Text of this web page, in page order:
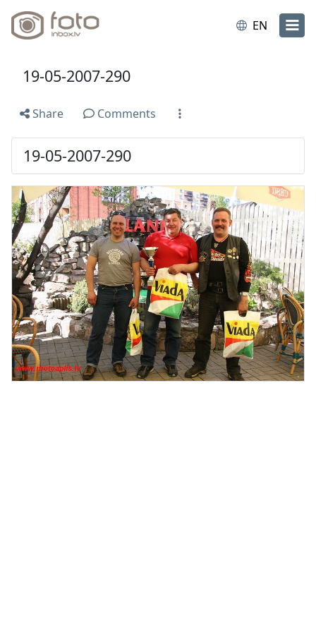
EN
19-05-2007-290
Share Comments
19-05-2007-290